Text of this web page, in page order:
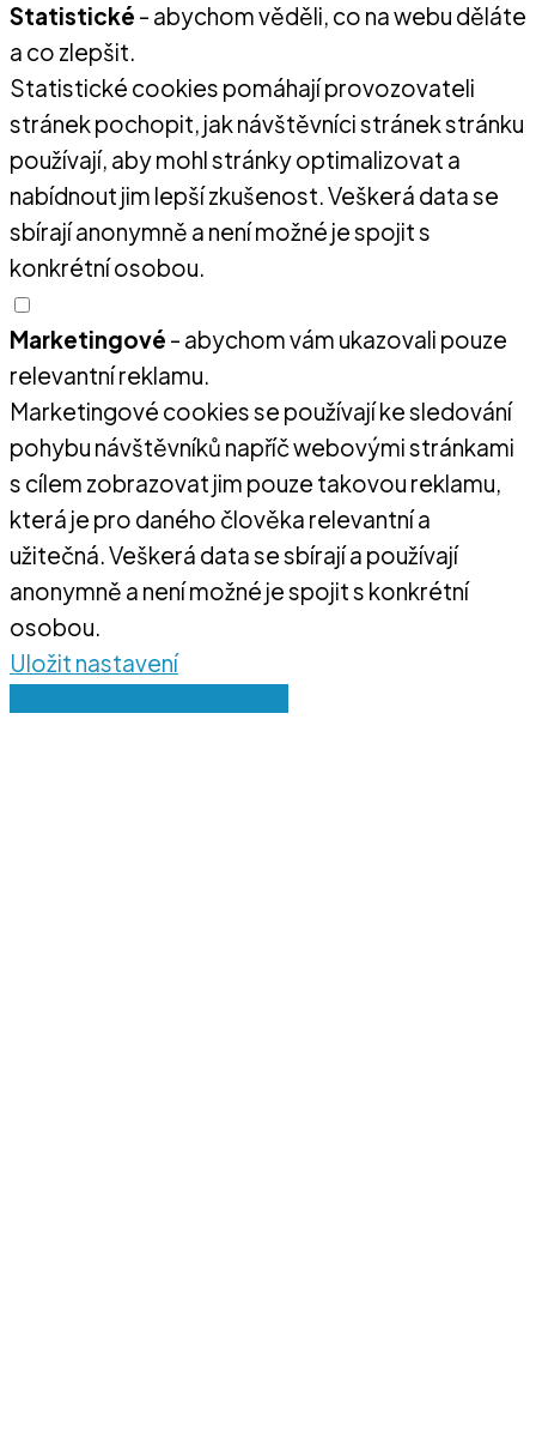
Statistické - abychom věděli, co na webu děláte
a co zlepšit.
Statistické cookies pomáhají provozovateli
stránek pochopit, jak návštěvníci stránek stránku
používají, aby mohl stránky optimalizovat a
nabídnout jim lepší zkušenost. Veškerá data se
sbírají anonymně a není možné je spojit s
konkrétní osobou.
Marketingové - abychom vám ukazovali pouze
relevantní reklamu.
Marketingové cookies se používají ke sledování
pohybu návštěvníků napříč webovými stránkami
s cílem zobrazovat jim pouze takovou reklamu,
která je pro daného člověka relevantní a
užitečná. Veškerá data se sbírají a používají
anonymně a není možné je spojit s konkrétní
osobou.
Uložit nastavení